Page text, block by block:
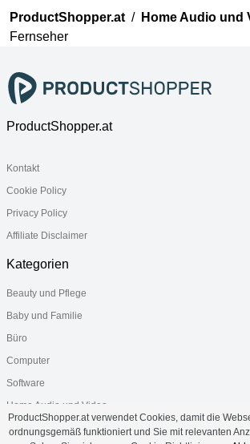
ProductShopper.at / Home Audio und
Fernseher
ProductShopper.at
Kontakt
Cookie Policy
Privacy Policy
Affiliate Disclaimer
Kategorien
Beauty und Pflege
Baby und Familie
Büro
Computer
Software
Home Audio und Video
Gesundheit
ProductShopper.at verwendet Cookies, damit die
ordnungsgemäß funktioniert und Sie mit relevanten